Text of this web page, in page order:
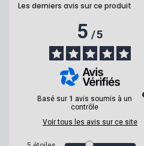
Les derniers avis sur ce produit
5/5
Basé sur 1 avis soumis à un
contrôle
Voir tous les avis sur ce site